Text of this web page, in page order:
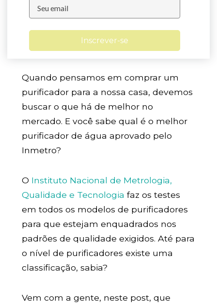
Inscrever-se
Quando pensamos em comprar um
purificador para a nossa casa, devemos
buscar o que há de melhor no
mercado. E você sabe qual é o melhor
purificador de água aprovado pelo
Inmetro?
O Instituto Nacional de Metrologia,
Qualidade e Tecnologia faz os testes
em todos os modelos de purificadores
para que estejam enquadrados nos
padrões de qualidade exigidos. Até para
o nível de purificadores existe uma
classificação, sabia?
Vem com a gente, neste post, que